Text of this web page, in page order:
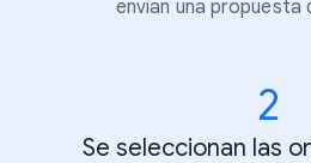
envían una
2
Se seleccionan las